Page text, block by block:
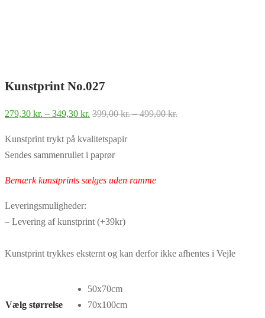
Kunstprint No.027
279,30 kr. – 349,30 kr. Prisinterval:
til
349,30 kr.
399,00kr. – 499,00kr.Prisinterval:
Kunstprint trykt på kvalitetspapir
Sendes sammenrullet i paprør
Bemærk kunstprints sælges uden ramme
Leveringsmuligheder:
– Levering af kunstprint (+39kr)
Kunstprint trykkes eksternt og kan derfor ikke afhentes i Vejle
Vælg størrelse
50x70cm
70x100cm